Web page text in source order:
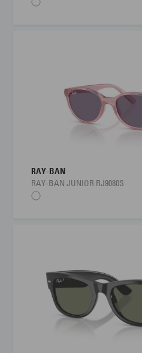
RAY-BAN
RAY-BAN JUNIOR RJ9080S